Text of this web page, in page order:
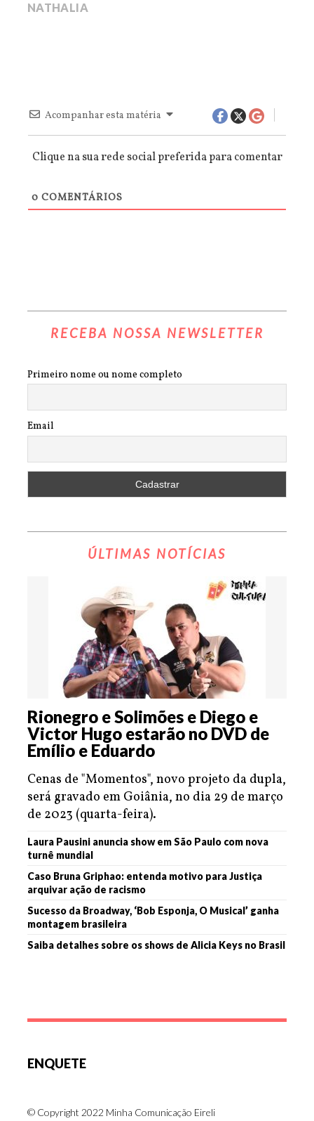
NATHALIA
Acompanhar esta matéria
Clique na sua rede social preferida para comentar
0 COMENTÁRIOS
RECEBA NOSSA NEWSLETTER
Primeiro nome ou nome completo
Email
ÚLTIMAS NOTÍCIAS
Rionegro e Solimões e Diego e
Victor Hugo estarão no DVD de
Emílio e Eduardo
Cenas de "Momentos", novo projeto da dupla,
será gravado em Goiânia, no dia 29 de março
de 2023 (quarta-feira).
Laura Pausini anuncia show em São Paulo com nova
turnê mundial
Caso Bruna Griphao: entenda motivo para Justiça
arquivar ação de racismo
Sucesso da Broadway, ‘Bob Esponja, O Musical’ ganha
montagem brasileira
Saiba detalhes sobre os shows de Alicia Keys no Brasil
ENQUETE
© Copyright 2022 Minha Comunicação Eireli